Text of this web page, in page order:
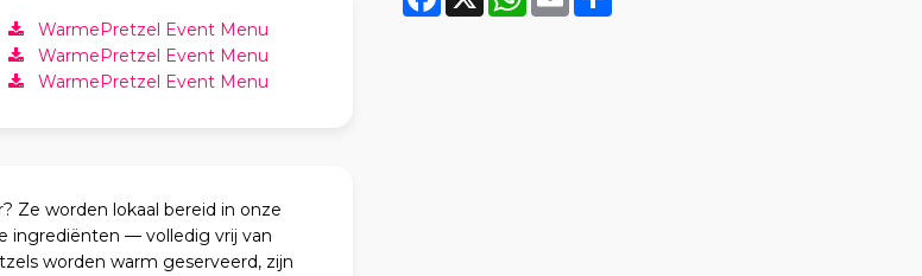
WarmePretzel Event Menu
WarmePretzel Event Menu
WarmePretzel Event Menu
Ze worden lokaal bereid in onze
ingrediënten — volledig vrij van
worden warm geserveerd, zijn